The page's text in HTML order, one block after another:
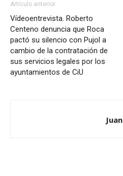
Artículo anterior
Vídeoentrevista. Roberto
Centeno denuncia que Roca
pactó su silencio con Pujol a
cambio de la contratación de
sus servicios legales por los
ayuntamientos de CiU
Juan